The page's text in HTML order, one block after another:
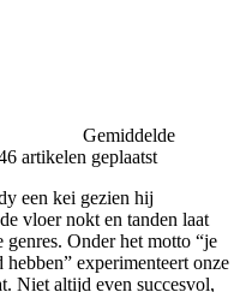
Gemiddelde
artikelen geplaatst
een kei gezien hij
vloer nokt en tanden laat
Onder het motto “je
experimenteert onze
Niet altijd even succesvol,